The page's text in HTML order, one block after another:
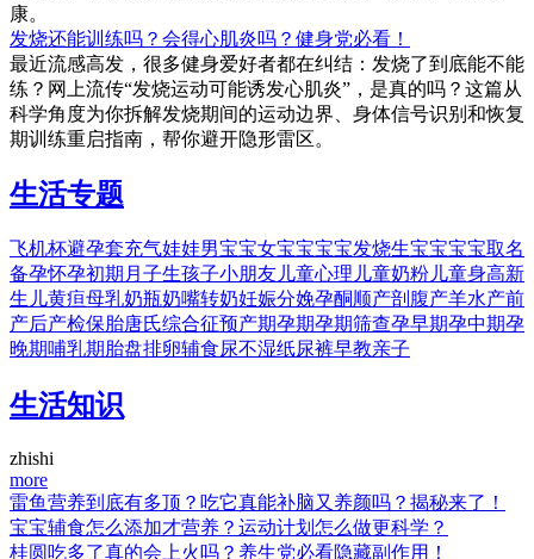
康。
发烧还能训练吗？会得心肌炎吗？健身党必看！
最近流感高发，很多健身爱好者都在纠结：发烧了到底能不能
练？网上流传“发烧运动可能诱发心肌炎”，是真的吗？这篇从
科学角度为你拆解发烧期间的运动边界、身体信号识别和恢复
期训练重启指南，帮你避开隐形雷区。
生活专题
飞机杯避孕套充气娃娃男宝宝女宝宝宝宝发烧生宝宝宝宝取名
备孕怀孕初期 月子生孩子小朋友 儿童心理 儿童奶粉 儿童身高新
生儿黄疸母乳奶瓶奶嘴转奶妊娠分娩孕酮顺产剖腹产羊水产前
产后产检保胎唐氏综合征预产期孕期孕期筛查孕早期孕中期孕
晚期哺乳期 胎盘排卵辅食尿不湿纸尿裤早教亲子
生活知识
zhishi
more
雷鱼营养到底有多顶？吃它真能补脑又养颜吗？揭秘来了！
宝宝辅食怎么添加才营养？运动计划怎么做更科学？
桂圆吃多了真的会上火吗？养生党必看隐藏副作用！